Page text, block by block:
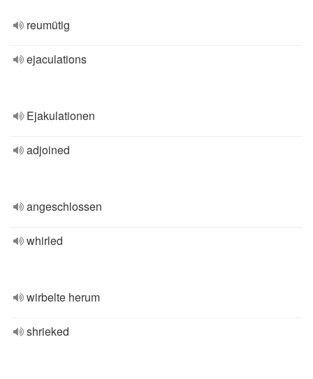
reumütig
ejaculations
Ejakulationen
adjoined
angeschlossen
whirled
wirbelte herum
shrieked